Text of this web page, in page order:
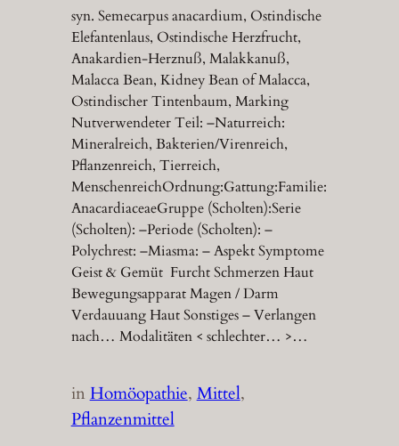
syn. Semecarpus anacardium, Ostindische
Elefantenlaus, Ostindische Herzfrucht,
Anakardien-Herznuß, Malakkanuß,
Malacca Bean, Kidney Bean of Malacca,
Ostindischer Tintenbaum, Marking
Nutverwendeter Teil: –Naturreich:
Mineralreich, Bakterien/Virenreich,
Pflanzenreich, Tierreich,
MenschenreichOrdnung:Gattung:Familie:
AnacardiaceaeGruppe (Scholten):Serie
(Scholten): –Periode (Scholten): –
Polychrest: –Miasma: – Aspekt Symptome
Geist & Gemüt Furcht Schmerzen Haut
Bewegungsapparat Magen / Darm
Verdauuang Haut Sonstiges – Verlangen
nach… Modalitäten < schlechter… >…
inHomöopathie, Mittel
Pflanzenmittel